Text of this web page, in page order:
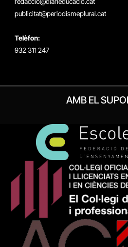
publicitat@periodismeplural.cat
Telèfon:
932 311 247
AMB EL